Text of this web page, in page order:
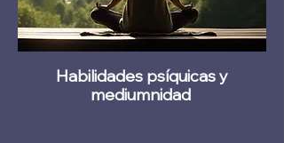
Habilidades psíquicas y
mediumnidad